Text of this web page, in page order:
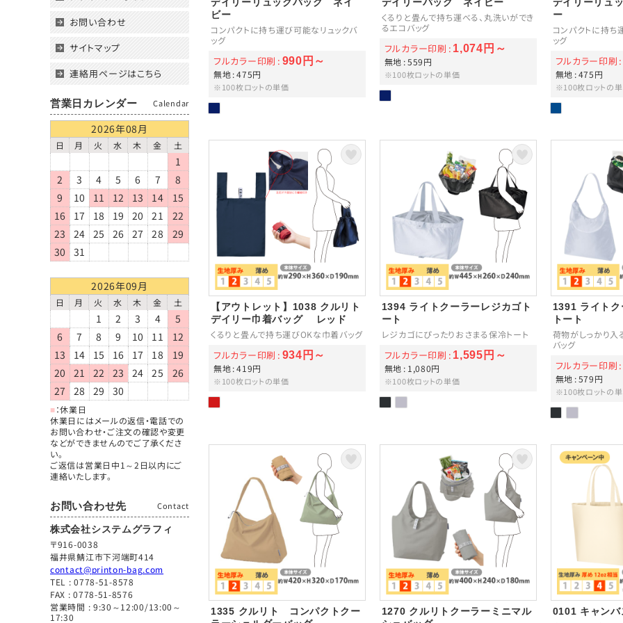
ビー
コンパクトに持ち運び可能なリュックバ
ッグ
無地 475円
フルカラー印刷 990円～
※100枚ロットの単価
くるりと畳んで持ち運べる、丸洗いができ
るエコバッグ
無地 559円
フルカラー印刷 1,074円～
※100枚ロットの単価
ー
コンパクトに持ち
ッグ
無地 475円
フルカラー印刷
※100枚ロットの
【アウトレット】1038 クルリト
デイリー巾着バッグ レッド
くるりと畳んで持ち運びOKな巾着バッグ
無地 419円
フルカラー印刷 934円～
※100枚ロットの単価
1394 ライトクーラーレジカゴト
ート
レジカゴにぴったりおさまる保冷トート
無地 1,080円
フルカラー印刷 1,595円～
※100枚ロットの単価
1391 ライト
トート
荷物がしっかり入
バッグ
無地 579円
フルカラー印刷
※100枚ロットの
1335 クルリト コンパクトクー
1270 クルリトクーラーミニマル
0101 キャン
お問い合わせ
サイトマップ
連絡用ページはこちら
営業日カレンダー Calendar
2026年08月
日 月 火 水 木 金 土
1
2
3 4 5 6 7
8
9
10 11 12 13 14
15
16
17 18 19 20 21
22
23
24 25 26 27 28
29
30
31
2026年09月
日 月 火 水 木 金 土
1 2 3 4
5
6
7 8 9 10 11
12
13
14 15 16 17 18
19
20
21 22 23 24 25
26
27
28 29 30
■：休業日
休業日にはメールの返信・電話での
お問い合わせ・ご注文の確認や変更
などができませんのでご了承くださ
い。
ご返信は営業日中1～2日以内にご
連絡いたします。
お問い合わせ先 Contact
株式会社システムグラフィ
〒916-0038
福井県鯖江市下河端町414
contact@printon-bag.com
TEL :0778-51-8578
FAX : 0778-51-8576
営業時間 : 9:30～12:00/13:00～
17:30